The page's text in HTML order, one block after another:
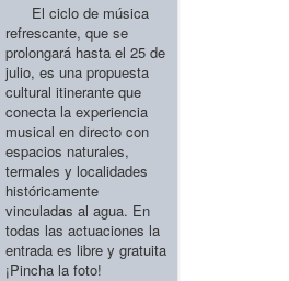
El ciclo de música
refrescante, que se
prolongará hasta el 25 de
julio, es una propuesta
cultural itinerante que
conecta la experiencia
musical en directo con
espacios naturales,
termales y localidades
históricamente
vinculadas al agua. En
todas las actuaciones la
entrada es libre y gratuita
¡Pincha la foto!